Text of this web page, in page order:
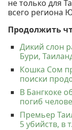
не только для
всего региона
Продолжить
Дикий слон
Бури,
Кошка Сом
поиски
В Бангкоке
погиб
Премьер
5 убийств, в